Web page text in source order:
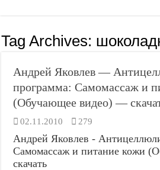
Tag Archives:
Андрей Яковлев —
программа: Самомассаж и
(Обучающее видео) —
02.11.2010 279
Андрей Яковлев -
Самомассаж и питание кожи
скачать